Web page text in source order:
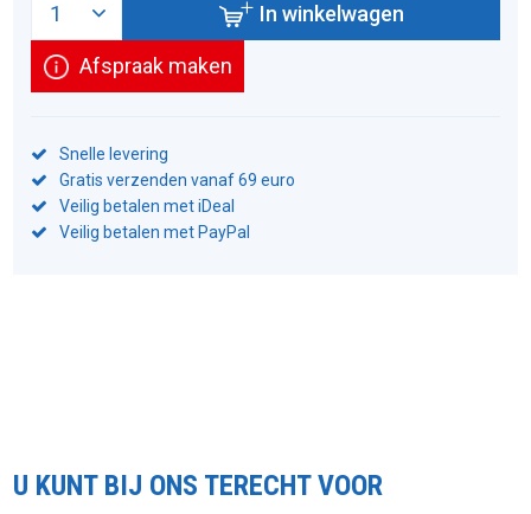
In winkelwagen
Afspraak maken
Snelle levering
Gratis verzenden vanaf 69 euro
Veilig betalen met iDeal
Veilig betalen met PayPal
U KUNT BIJ ONS TERECHT VOOR